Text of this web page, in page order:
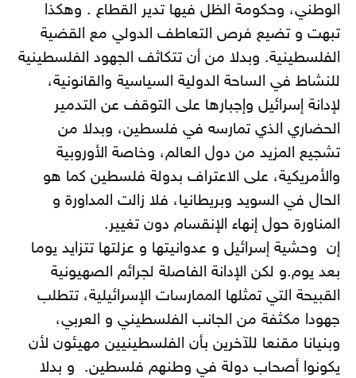
الوطني، وحكومة الظل فيها تدير القطاع . وهكذا
تبهت و تضيع فرص التعاطف الدولي مع القضية
الفلسطينية. وبدلا من أن تتكاثف الجهود الفلسطينية
للنشاط في الساحة الدولية السياسية والقانونية،
لإدانة إسرائيل وإجبارها على التوقف عن التدمير
الحضاري الذي تمارسه في فلسطين، وبدلا من
تشجيع المزيد من دول العالم، وخاصة الأوروبية
والأمريكية، على الاعتراف بدولة فلسطين كما هو
الحال في السويد وبريطانيا، فلا زالت المداورة و
المناورة حول إنهاء الإنقسام دون تغيير.
إن وحشية إسرائيل و عدوانيتها و عزلتها تتزايد يوما
بعد يوم.و لكن الإدانة الفاصلة لجرائم الصهيونية
القبيحة التي تمثلها الممارسات الإسرائيلية، تتطلب
جهودا مكثفة من الجانب الفلسطيني و العربي،
وبنيانا مقنعا للآخرين بأن الفلسطينيين مهيئون لأن
يكونوا أصحاب دولة في وطنهم فلسطين. و بدلا